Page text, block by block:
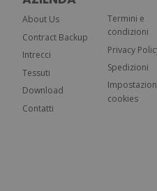
About Us
Contract Backup
Intrecci
Tessuti
Download
Contatti
Termini e
condizioni
Privacy
Spedizioni
cookies